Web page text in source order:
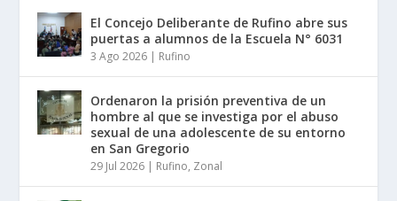
El Concejo Deliberante de Rufino abre sus
puertas a alumnos de la Escuela N° 6031
3 Ago 2026 | Rufino
Ordenaron la prisión preventiva de un
hombre al que se investiga por el abuso
sexual de una adolescente de su entorno
en San Gregorio
29 Jul 2026 | Rufino, Zonal